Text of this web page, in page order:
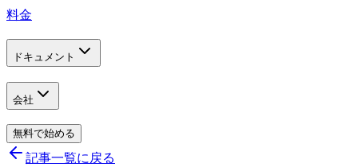
料金
ドキュメント
会社
無料で始める
記事一覧に戻る